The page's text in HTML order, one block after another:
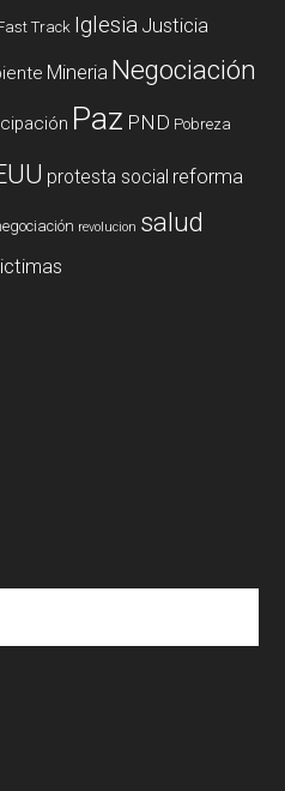
Track Iglesia Justicia
Mineria Negociación
Paz PND Pobreza
protesta social reforma
revolucion salud